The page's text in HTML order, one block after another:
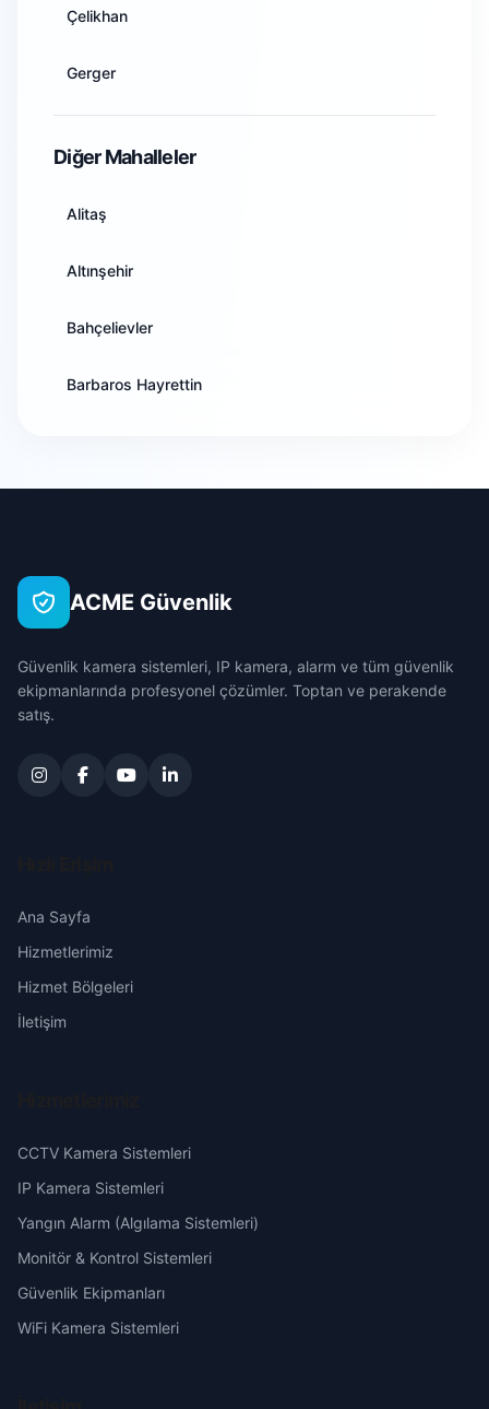
Bilecik
Bingöl
Bitlis
Bolu
Burdur
Çorum
Denizli
Edirne
Erzurum
Hakkari
Isparta
Çelikhan
Gerger
Diğer Mahalleler
Alitaş
Altınşehir
Bahçelievler
Barbaros Hayrettin
Hocaömer
İhsaniye
Kayalık
Musalla
Ulus
Yavuz Selim
ACME Güvenlik
Güvenlik kamera sistemleri, IP kamera, alarm ve tüm güvenlik
ekipmanlarında profesyonel çözümler. Toptan ve perakende
satış.
Ana Sayfa
Hizmetlerimiz
Hizmet Bölgeleri
İletişim
CCTV Kamera Sistemleri
IP Kamera Sistemleri
Yangın Alarm (Algılama Sistemleri)
Monitör & Kontrol Sistemleri
Güvenlik Ekipmanları
WiFi Kamera Sistemleri